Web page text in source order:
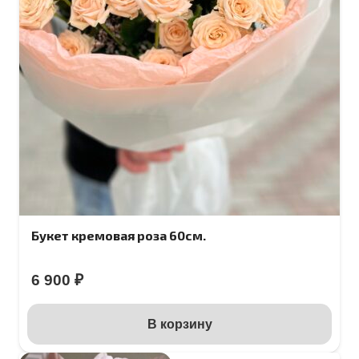
Букет кремовая роза 60см.
6 900 ₽
В корзину